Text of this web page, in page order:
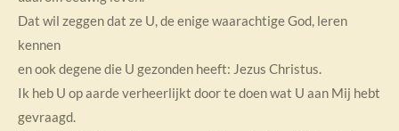
Dat wil zeggen dat ze U, de enige waarachtige God, leren
kennen
en ook degene die U gezonden heeft: Jezus Christus.
Ik heb U op aarde verheerlijkt door te doen wat U aan Mij hebt
gevraagd.